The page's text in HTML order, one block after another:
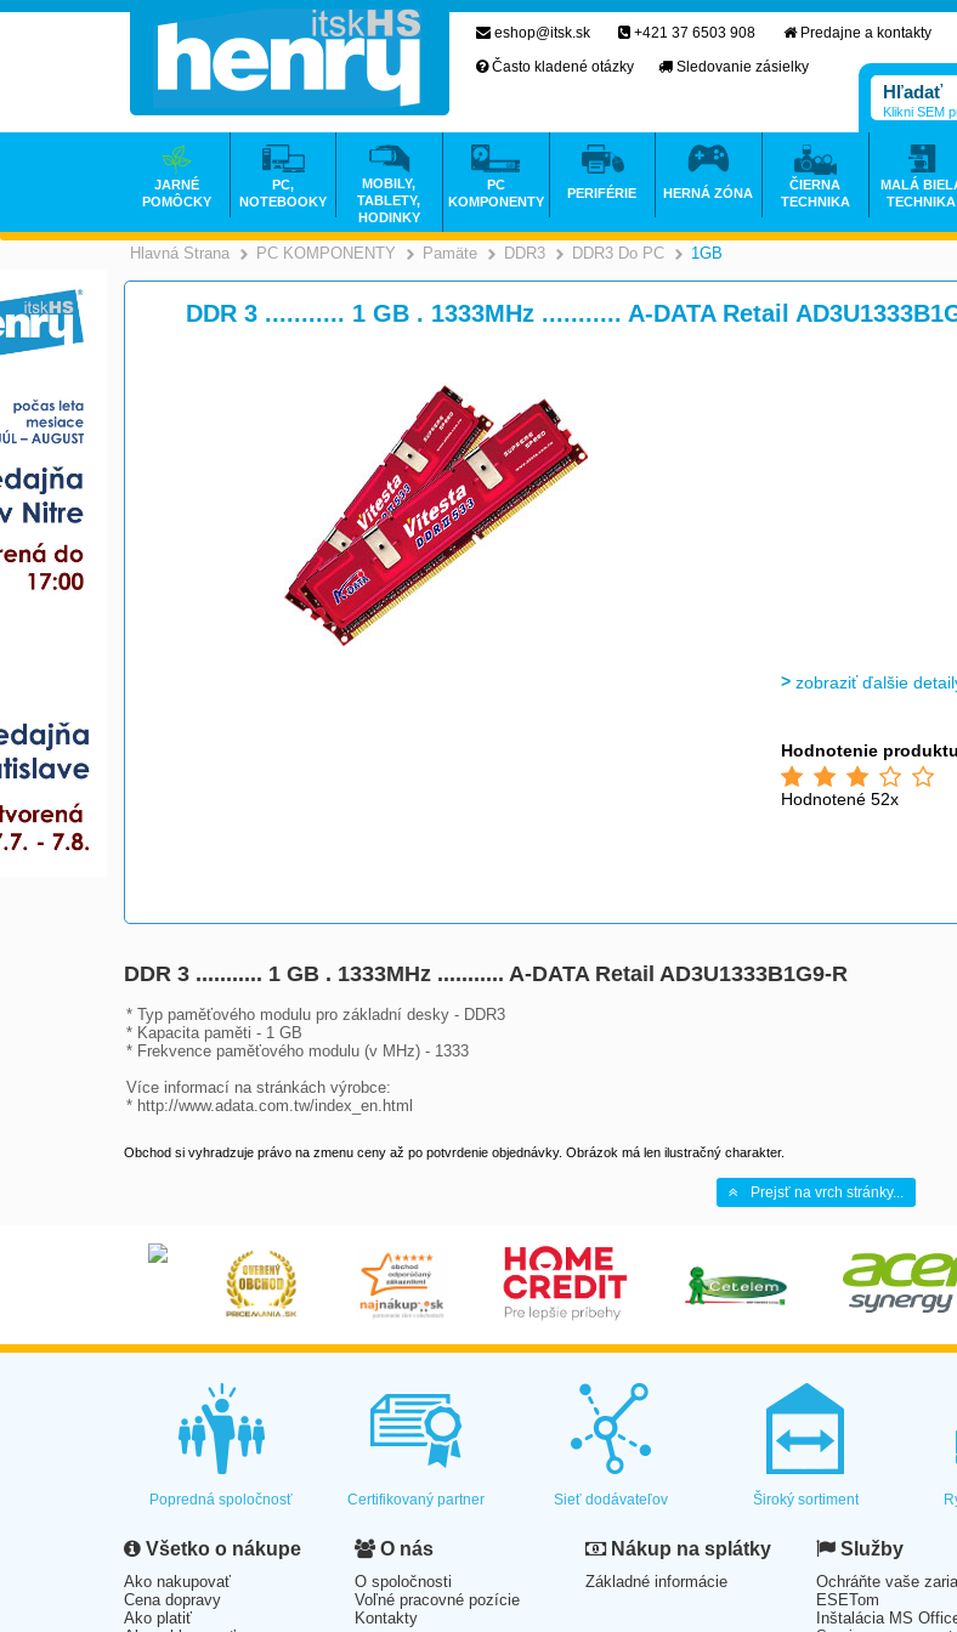
Hlavná Strana >
PC KOMPONENTY >
Pamäte >
DDR3 >
DDR3 Do PC >
1GB
DDR 3 ........... 1 GB . 1333MHz ........... A-DATA Retail
zobraziť ďalšie
Hodnotenie produktu
Hodnotené 52x
DDR 3 ........... 1 GB . 1333MHz ........... A-DATA Retail AD3U1333B1G9-R
* Typ paměťového modulu pro základní desky - DDR3
* Kapacita paměti - 1 GB
* Frekvence paměťového modulu (v MHz) - 1333
Více informací na stránkách výrobce:
* http://www.adata.com.tw/index_en.html
Obchod si vyhradzuje právo na zmenu ceny až po potvrdenie objednávky. Obrázok má len ilustračný charakter.
Prejsť na vrch stránky...
eshop@itsk.sk +421 37 6503 908
Predajne a kontakty
Často kladené otázky
Sledovanie zásielky
Klikni SEM
JARNÉ
POMÔCKY
PC,
NOTEBOOKY
MOBILY,
TABLETY,
HODINKY
PC
KOMPONENTY
PERIFÉRIE HERNÁ ZÓNA
ČIERNA
TECHNIKA
MALÁ
TECHNIKA
Popredná spoločnosť Certifikovaný partner Sieť dodávateľov Široký sortiment
Všetko o nákupe
Ako nakupovať
Cena dopravy
Ako platiť
O nás
O spoločnosti
Voľné pracovné pozície
Kontakty
Nákup na splátky
Základné informácie
Služby
Ochráňte vaše
ESETom
Inštalácia MS